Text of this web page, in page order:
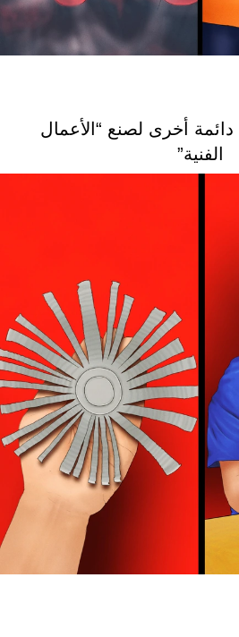
دائمة أخرى لصنع “الأعمال
الفنية”